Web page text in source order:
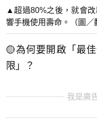
▲超過80%之後，就會
響手機使用壽命。（圖／
🟡為何要開啟「最
限」？
我是廣